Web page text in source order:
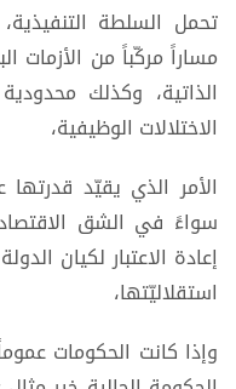
تحمل السلطة
مساراً مركّباً من الأزمات
الذاتية، وكذلك
الاختلالات الوظيفية،
الأمر الذي يقيّد
سواءً في الشق
إعادة الاعتبار لكيان
استقلاليّتها،
وإذا كانت الحكومات